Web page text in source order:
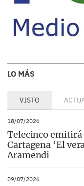
LO MÁS
VISTO
18/07/2026
Telecinco emitirá
Cartagena ‘El
Aramendi
09/07/2026